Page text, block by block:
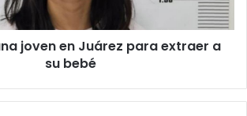
joven en Juárez para extraer a
su bebé